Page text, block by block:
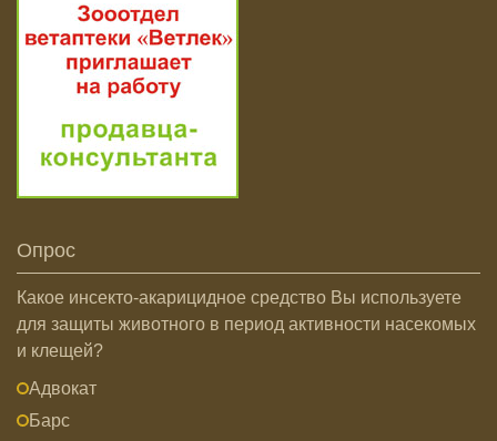
Опрос
Какое инсекто-акарицидное средство Вы используете
для защиты животного в период активности насекомых
и клещей?
Адвокат
Барс